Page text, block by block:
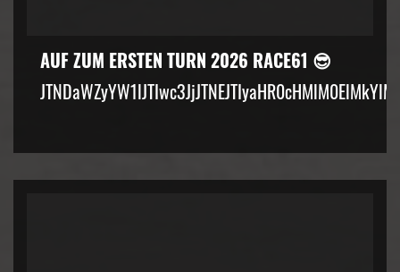
AUF ZUM ERSTEN TURN 2026 RACE61 😎